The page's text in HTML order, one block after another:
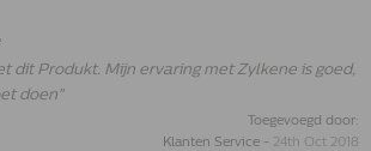
dit Produkt. Mijn ervaring met Zylkene is goed,
doen"
Toegevoegd door:
Klanten Service - 24th Oct 2018